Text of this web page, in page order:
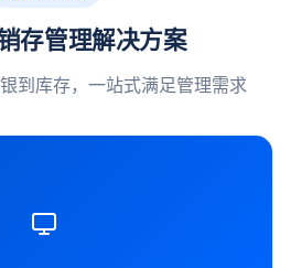
存管理解决方案
到库存，一站式满足管理需求